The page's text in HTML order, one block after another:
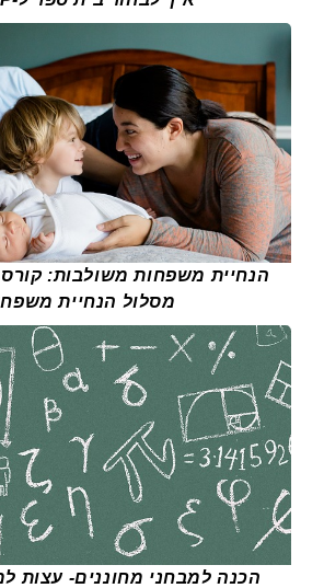
הנחיית משפחות משולבות:
מסלול הנחיית
הכנה למבחני מחוננים- עצות